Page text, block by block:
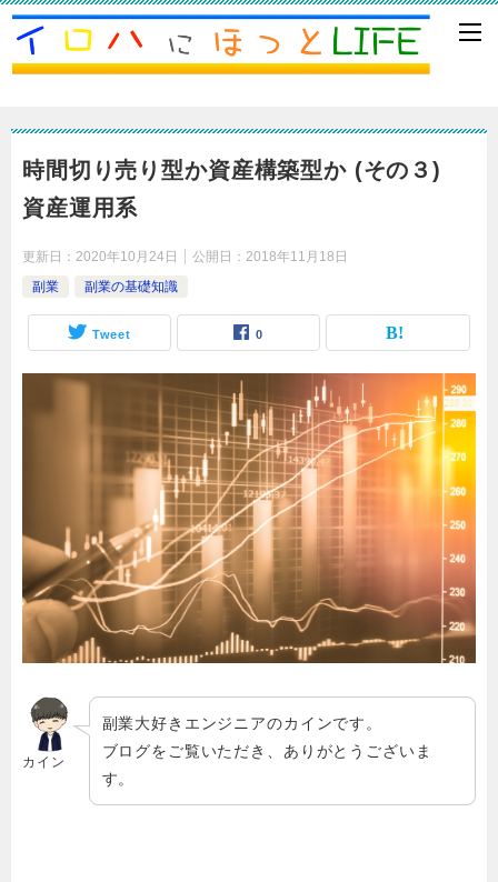
時間切り売り型か資産構築型か (その３)
資産運用系
更新日： 2020年10月24日 公開日： 2018年11月18日
副業
副業の基礎知識
Tweet 0
カイン
副業大好きエンジニアのカインです。
ブログをご覧いただき、ありがとうございま
す。